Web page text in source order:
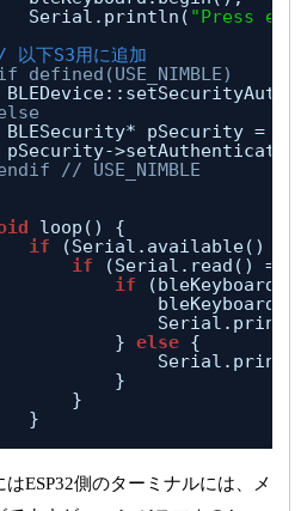
Serial.println( "Press
下S3用に追加
defined(USE_NIMBLE)
BLEDevice::setSecurityAuth(
BLESecurity* pSecurity =
pSecurity-
// USE_NIMBLE
loop() {
if
(Serial.available() >
if (Serial.read() ==
if
} else {
}
}
}
はESP32側のターミナルには、メ